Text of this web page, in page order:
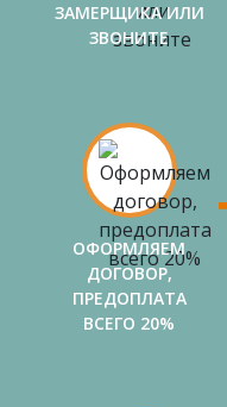
ЗАМЕРЩИКА ИЛИ
ЗВОНИТЕ
ОФОРМЛЯЕМ
ДОГОВОР,
ПРЕДОПЛАТА
ВСЕГО 20%